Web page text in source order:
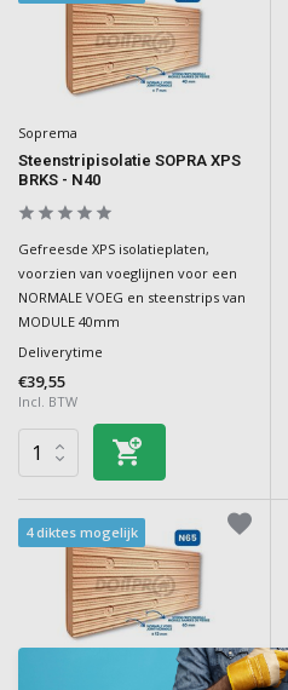
Soprema
Steenstripisolatie SOPRA XPS
BRKS - N40
Gefreesde XPS isolatieplaten,
voorzien van voeglijnen voor een
NORMALE VOEG en steenstrips van
MODULE 40mm
Deliverytime
€39,55
Incl. BTW
4 diktes mogelijk